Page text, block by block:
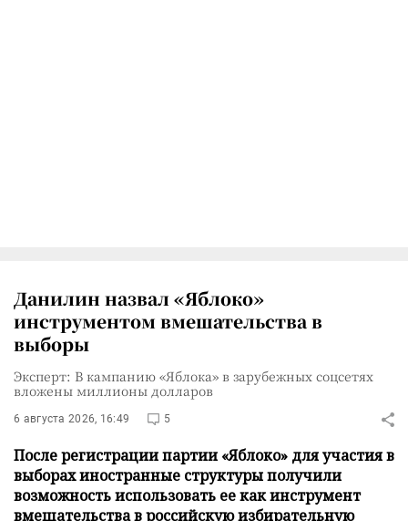
Данилин назвал «Яблоко»
инструментом вмешательства в
выборы
Эксперт: В кампанию «Яблока» в зарубежных соцсетях
вложены миллионы долларов
6 августа 2026, 16:49 5
После регистрации партии «Яблоко» для участия в
выборах иностранные структуры получили
возможность использовать ее как инструмент
вмешательства в российскую избирательную